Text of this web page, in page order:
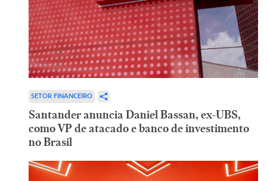
SETOR FINANCEIRO
Santander anuncia Daniel Bassan, ex-UBS,
como VP de atacado e banco de investimento
no Brasil